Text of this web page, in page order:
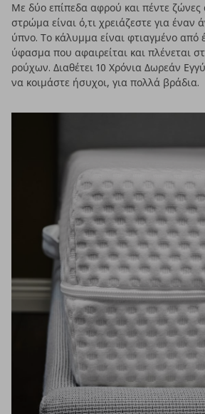
Με δύο επίπεδα αφρού και πέντε
στρώμα είναι ό,τι χρειάζεστε για έναν
ύπνο. Το κάλυμμα είναι φτιαγμένο από
ύφασμα που αφαιρείται και πλένεται
ρούχων. Διαθέτει 10 Χρόνια Δωρεάν
να κοιμάστε ήσυχοι, για πολλά βράδια.